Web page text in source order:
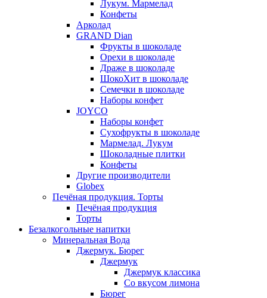
Лукум. Мармелад
Конфеты
Арколад
GRAND Dian
Фрукты в шоколаде
Орехи в шоколаде
Драже в шоколаде
ШокоХит в шоколаде
Семечки в шоколаде
Наборы конфет
JOYCO
Наборы конфет
Сухофрукты в шоколаде
Мармелад. Лукум
Шоколадные плитки
Конфеты
Другие производители
Globex
Печёная продукция. Торты
Печёная продукция
Торты
Безалкогольные напитки
Минеральная Вода
Джермук. Бюрег
Джермук
Джермук классика
Со вкусом лимона
Бюрег